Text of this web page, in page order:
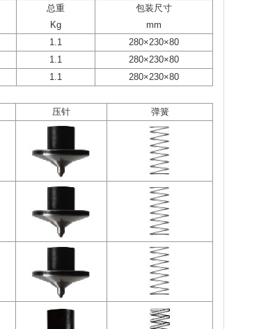
总重
Kg
包装尺寸
mm
1.1
280×230×80
1.1
280×230×80
1.1 280×230×80
压针 弹簧